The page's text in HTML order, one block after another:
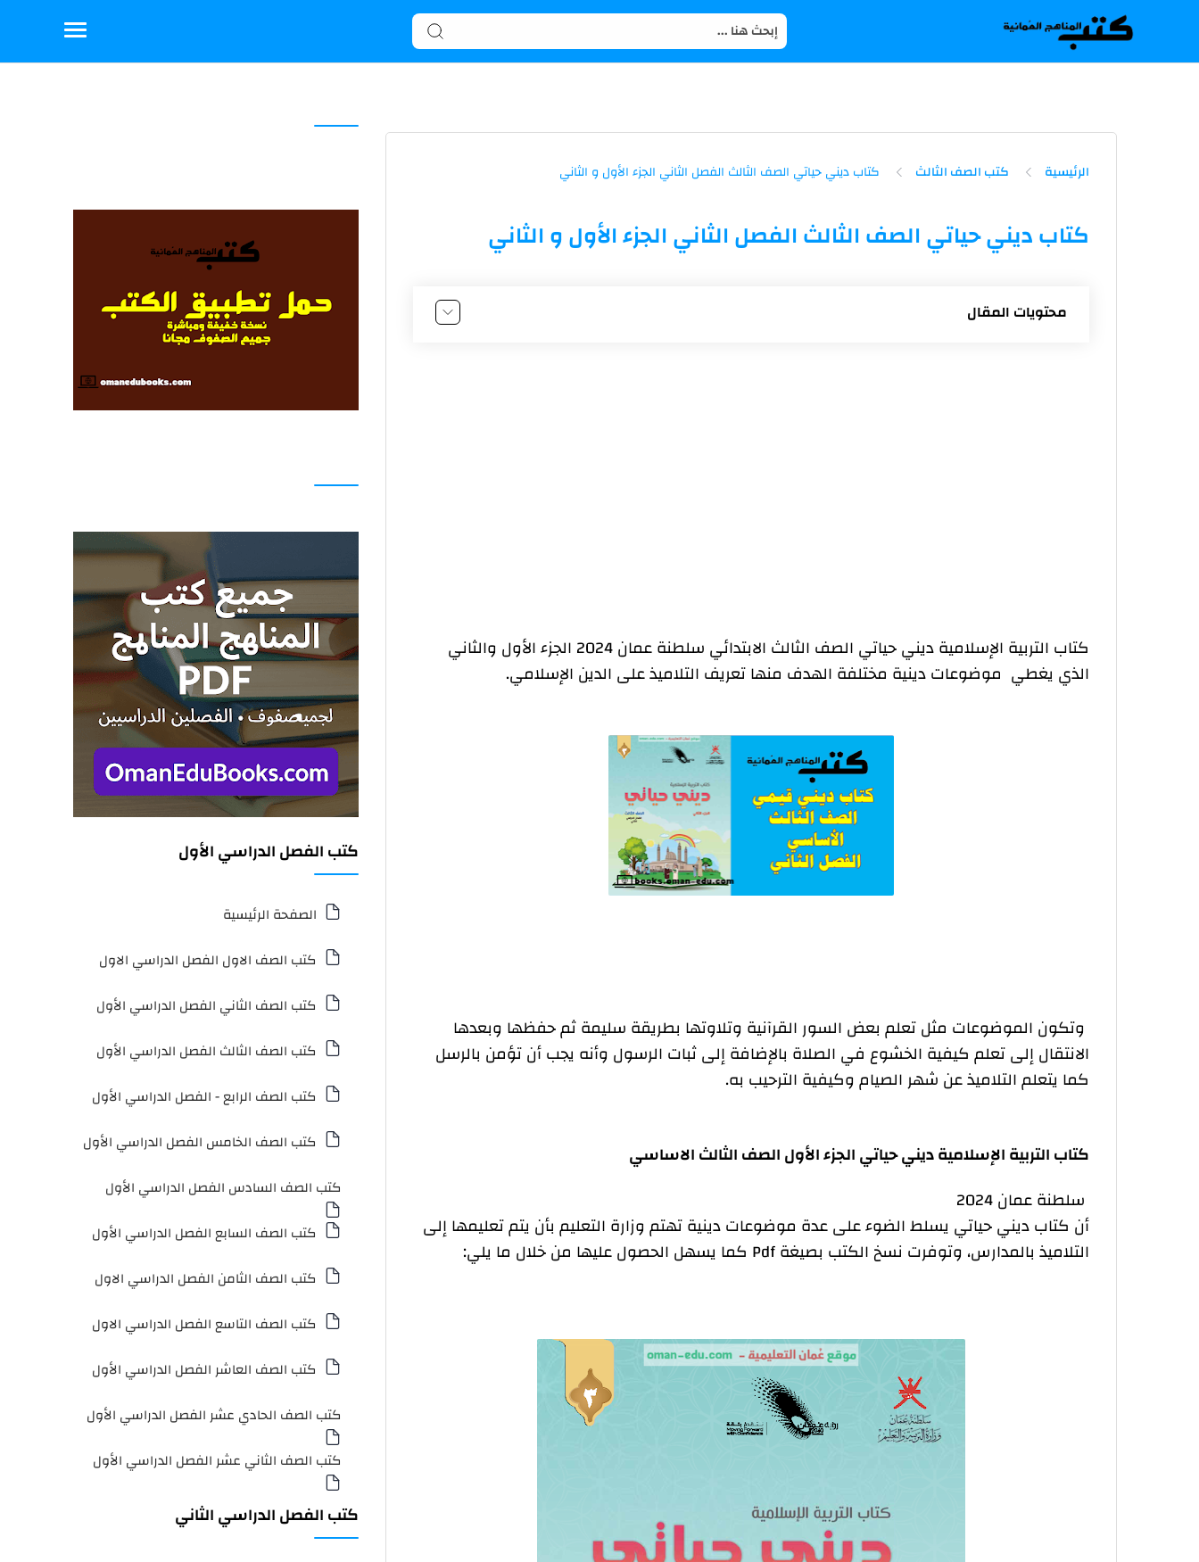
الرئيسية كتب الصف الثالث
كتاب ديني حياتي الصف الثالث الفصل الثاني الجزء الأول و الثاني
محتويات المقال
كتاب التربية الإسلامية ديني حياتي الصف الثالث الابتدائي سلطنة عمان 2024 الجزء الأول والثاني
الذي يغطي موضوعات دينية مختلفة الهدف منها تعريف التلاميذ على الدين الإسلامي.
وتكون الموضوعات مثل تعلم بعض السور القرآنية وتلاوتها بطريقة سليمة ثم حفظها وبعدها
الانتقال إلى تعلم كيفية الخشوع في الصلاة بالإضافة إلى ثبات الرسول وأنه يجب أن تؤمن بالرسل
كما يتعلم التلاميذ عن شهر الصيام وكيفية الترحيب به.
كتاب التربية الإسلامية ديني حياتي الجزء الأول الصف الثالث الاساسي
سلطنة عمان 2024
أن كتاب ديني حياتي يسلط الضوء على عدة موضوعات دينية تهتم وزارة التعليم بأن يتم تعليمها إلى
التلاميذ بالمدارس، وتوفرت نسخ الكتب بصيغة Pdf كما يسهل الحصول عليها من خلال ما يلي:
كتب الفصل الدراسي الأول
الصفحة الرئيسية
كتب الصف الاول الفصل الدراسي الاول
كتب الصف الثاني الفصل الدراسي الأول
كتب الصف الثالث الفصل الدراسي الأول
كتب الصف الرابع - الفصل الدراسي الأول
كتب الصف الخامس الفصل الدراسي الأول
كتب الصف السادس الفصل الدراسي الأول
كتب الصف السابع الفصل الدراسي الأول
كتب الصف الثامن الفصل الدراسي الاول
كتب الصف التاسع الفصل الدراسي الاول
كتب الصف العاشر الفصل الدراسي الأول
كتب الصف الحادي عشر الفصل الدراسي الأول
كتب الصف الثاني عشر الفصل الدراسي الأول
كتب الفصل الدراسي الثاني